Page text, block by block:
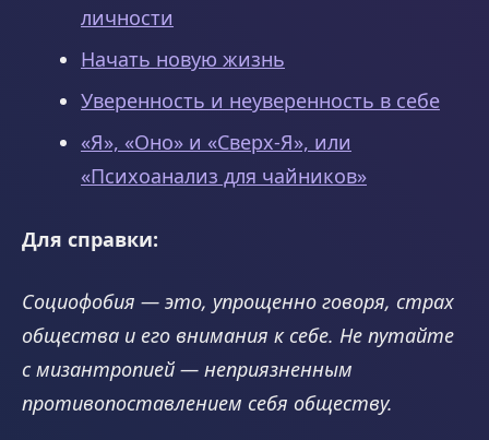
личности
Начать новую жизнь
Уверенность и неуверенность в себе
«Я», «Оно» и «Сверх-Я», или
«Психоанализ для чайников»
Для справки:
Социофобия — это, упрощенно говоря, страх
общества и его внимания к себе. Не путайте
с мизантропией — неприязненным
противопоставлением себя обществу.